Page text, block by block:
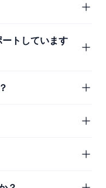
トしています